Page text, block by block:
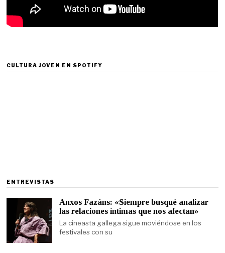
CULTURA JOVEN EN SPOTIFY
ENTREVISTAS
Anxos Fazáns: «Siempre busqué analizar
las relaciones íntimas que nos afectan»
La cineasta gallega sigue moviéndose en los
festivales con su